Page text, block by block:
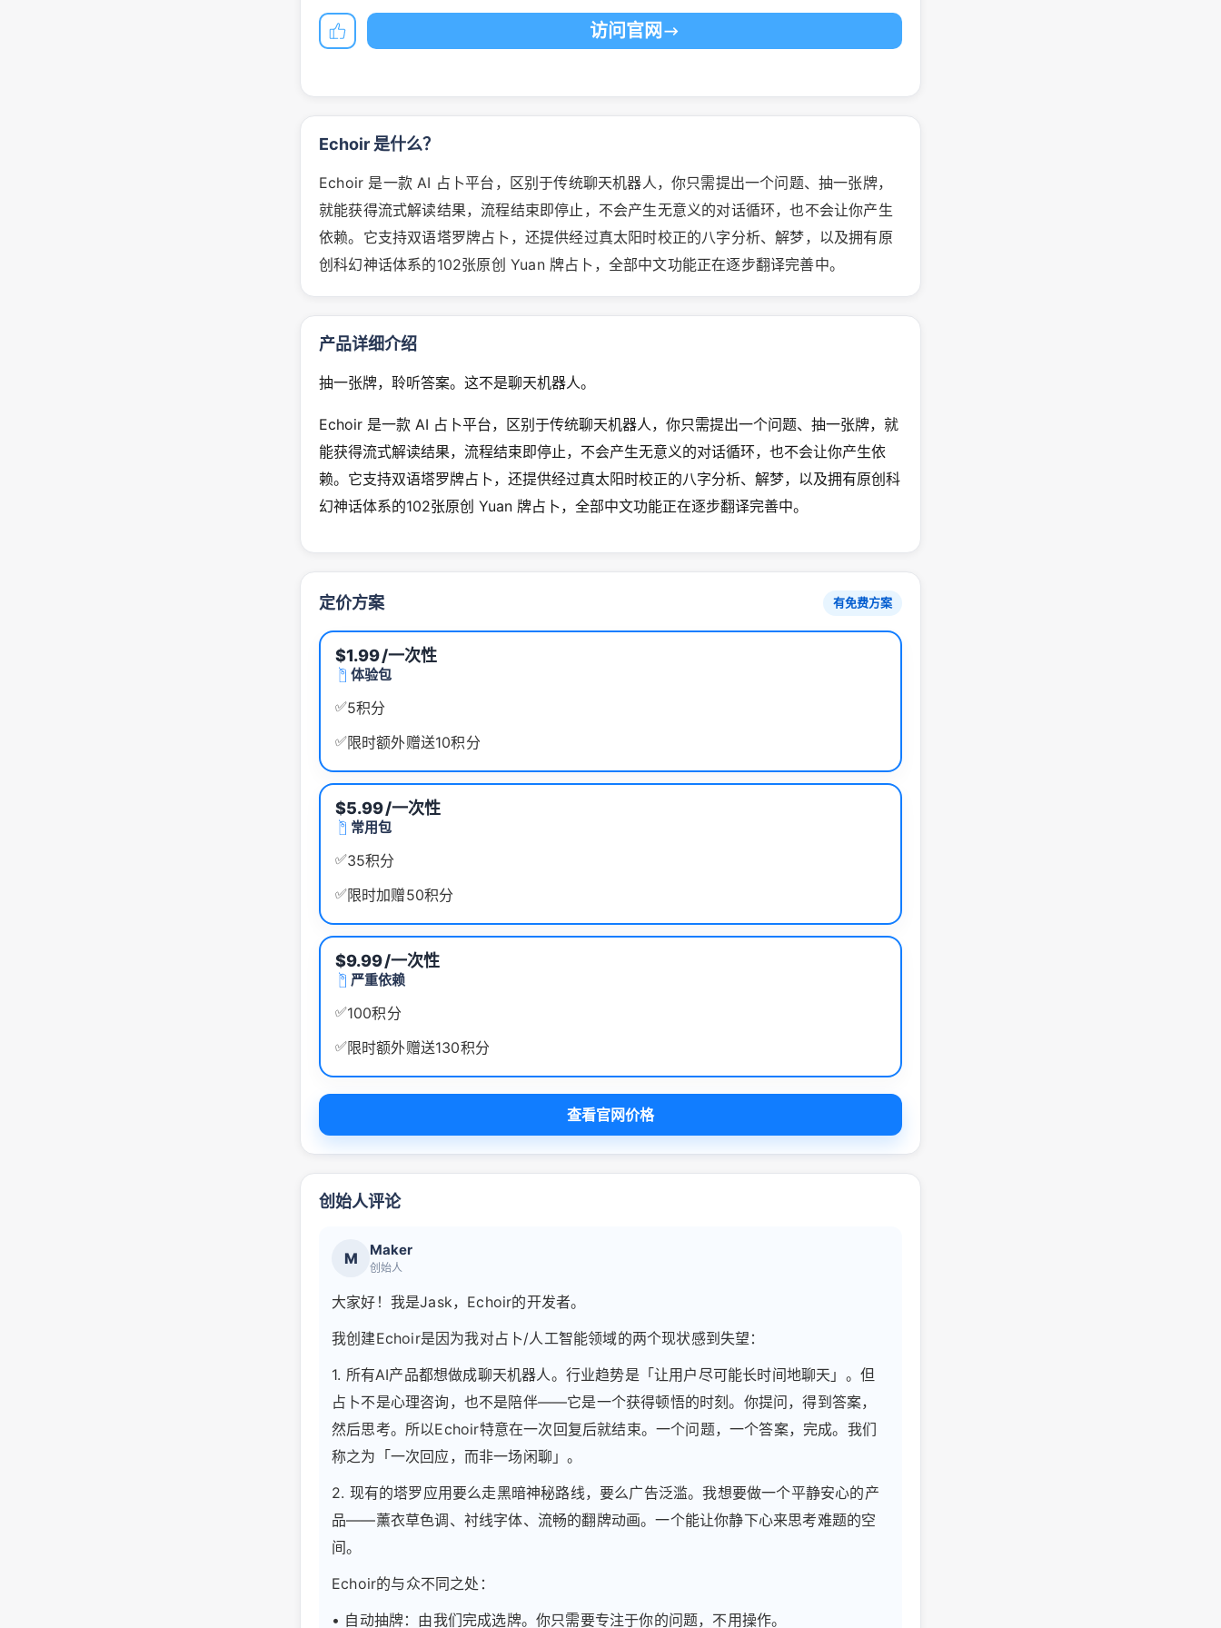
访问官网
Echoir 是什么？
Echoir 是一款 AI 占卜平台，区别于传统聊天机器人，你只需提出一个问题、抽一张牌，
就能获得流式解读结果，流程结束即停止，不会产生无意义的对话循环，也不会让你产生
依赖。它支持双语塔罗牌占卜，还提供经过真太阳时校正的八字分析、解梦，以及拥有原
创科幻神话体系的102张原创 Yuan 牌占卜，全部中文功能正在逐步翻译完善中。
产品详细介绍
抽一张牌，聆听答案。这不是聊天机器人。
Echoir 是一款 AI 占卜平台，区别于传统聊天机器人，你只需提出一个问题、抽一张牌，就
能获得流式解读结果，流程结束即停止，不会产生无意义的对话循环，也不会让你产生依
赖。它支持双语塔罗牌占卜，还提供经过真太阳时校正的八字分析、解梦，以及拥有原创科
幻神话体系的102张原创 Yuan 牌占卜，全部中文功能正在逐步翻译完善中。
定价方案 有免费方案
$1.99/一次性
体验包
✅5积分
✅限时额外赠送10积分
$5.99/一次性
常用包
✅35积分
✅限时加赠50积分
$9.99/一次性
严重依赖
✅100积分
✅限时额外赠送130积分
查看官网价格
创始人评论
M Maker
创始人
大家好！我是Jask，Echoir的开发者。
我创建Echoir是因为我对占卜/人工智能领域的两个现状感到失望：
1. 所有AI产品都想做成聊天机器人。行业趋势是「让用户尽可能长时间地聊天」。但
占卜不是心理咨询，也不是陪伴——它是一个获得顿悟的时刻。你提问，得到答案，
然后思考。所以Echoir特意在一次回复后就结束。一个问题，一个答案，完成。我们
称之为「一次回应，而非一场闲聊」。
2. 现有的塔罗应用要么走黑暗神秘路线，要么广告泛滥。我想要做一个平静安心的产
品——薰衣草色调、衬线字体、流畅的翻牌动画。一个能让你静下心来思考难题的空
间。
Echoir的与众不同之处：
• 自动抽牌：由我们完成选牌。你只需要专注于你的问题，不用操作。